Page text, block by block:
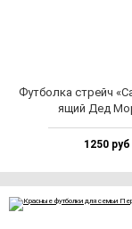
Фут­бол­ка стрейч
ящий Дед
1250 руб